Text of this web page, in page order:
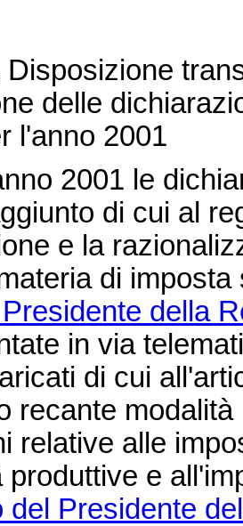
Disposizione
delle
l'anno 2001
2001 le
di cui al
e la
di
della
in via
di cui
recante
relative alle
produttive e
del Presidente